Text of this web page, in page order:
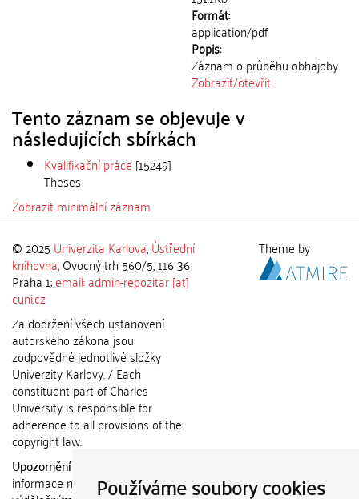
Používáme soubory cookies
Formát:
application/pdf
Popis:
Záznam o průběhu obhajoby
Zobrazit/otevřít
Tento záznam se objevuje v
následujících sbírkách
Kvalifikační práce [15249]
Theses
Zobrazit minimální záznam
© 2025 Univerzita Karlova,Ústřední
knihovna, Ovocný trh 560/5, 116 36
Praha 1;email: admin-repozitar [at]
cuni.cz
Za dodržení všech ustanovení
autorského zákona jsou
zodpovědné jednotlivé složky
Univerzity Karlovy. / Each
constituent part of Charles
University is responsible for
adherence to all provisions of the
copyright law.
Upozornění / Notice:
informace nemohou být použity k
Theme by